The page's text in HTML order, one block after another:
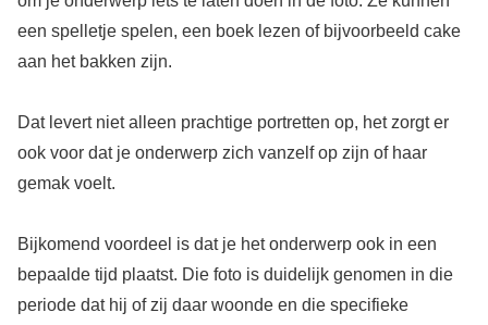
een spelletje spelen, een boek lezen of bijvoorbeeld cake
aan het bakken zijn.
Dat levert niet alleen prachtige portretten op, het zorgt er
ook voor dat je onderwerp zich vanzelf op zijn of haar
gemak voelt.
Bijkomend voordeel is dat je het onderwerp ook in een
bepaalde tijd plaatst. Die foto is duidelijk genomen in die
periode dat hij of zij daar woonde en die specifieke